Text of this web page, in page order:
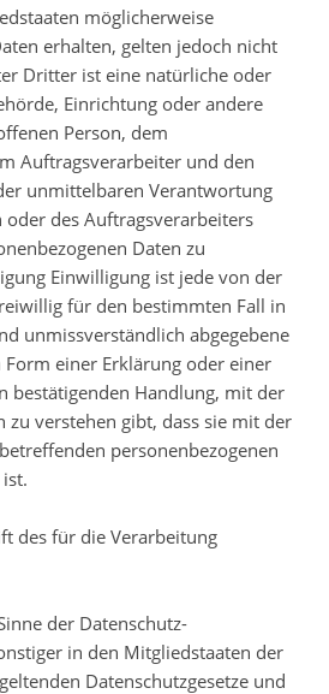
möglicherweise
erhalten, gelten jedoch nicht
Dritter ist eine natürliche oder
Einrichtung oder andere
Person, dem
Auftragsverarbeiter und den
unmittelbaren Verantwortung
des Auftragsverarbeiters
Daten zu
Einwilligung ist jede von der
für den bestimmten Fall in
unmissverständlich abgegebene
einer Erklärung oder einer
bestätigenden Handlung, mit der
zu verstehen gibt, dass sie mit der
personenbezogenen
des für die Verarbeitung
der Datenschutz-
in den Mitgliedstaaten der
Datenschutzgesetze und